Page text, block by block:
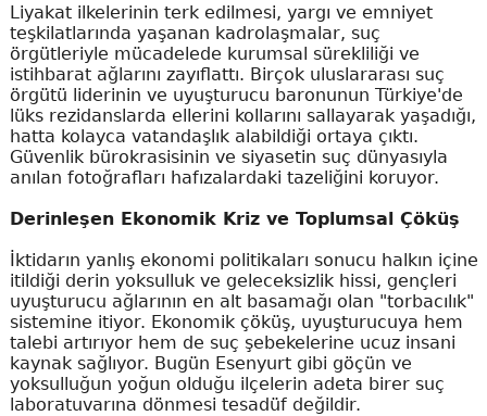
Liyakat ilkelerinin terk edilmesi, yargı ve emniyet
teşkilatlarında yaşanan kadrolaşmalar, suç
örgütleriyle mücadelede kurumsal sürekliliği ve
istihbarat ağlarını zayıflattı. Birçok uluslararası suç
örgütü liderinin ve uyuşturucu baronunun Türkiye'de
lüks rezidanslarda ellerini kollarını sallayarak yaşadığı,
hatta kolayca vatandaşlık alabildiği ortaya çıktı.
Güvenlik bürokrasisinin ve siyasetin suç dünyasıyla
anılan fotoğrafları hafızalardaki tazeliğini koruyor.
Derinleşen Ekonomik Kriz ve Toplumsal Çöküş
İktidarın yanlış ekonomi politikaları sonucu halkın içine
itildiği derin yoksulluk ve geleceksizlik hissi, gençleri
uyuşturucu ağlarının en alt basamağı olan "torbacılık"
sistemine itiyor. Ekonomik çöküş, uyuşturucuya hem
talebi artırıyor hem de suç şebekelerine ucuz insani
kaynak sağlıyor. Bugün Esenyurt gibi göçün ve
yoksulluğun yoğun olduğu ilçelerin adeta birer suç
laboratuvarına dönmesi tesadüf değildir.